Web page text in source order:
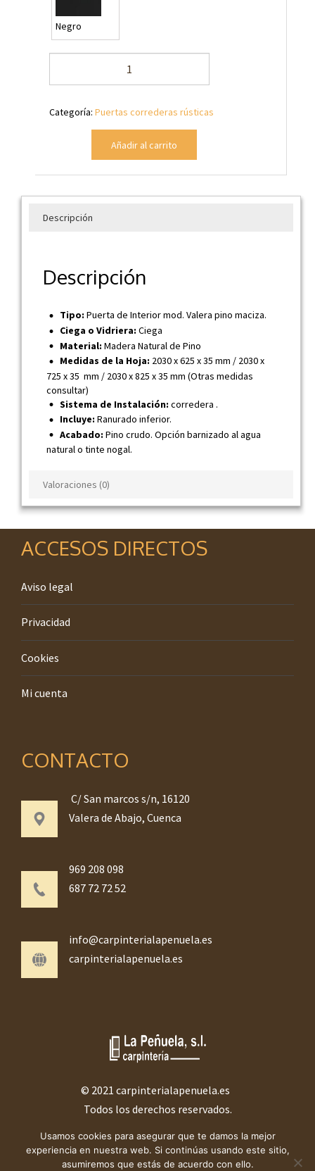
Negro
Valera
cantidad
Categoría: Puertas correderas rústicas
Añadir al carrito
Descripción
Descripción
Tipo: Puerta de Interior mod. Valera pino maciza.
Ciega o Vidriera: Ciega
Material: Madera Natural de Pino
Medidas de la Hoja: 2030 x 625 x 35 mm / 2030 x
725 x 35 mm / 2030 x 825 x 35 mm (Otras medidas
consultar)
Sistema de Instalación: corredera .
Incluye: Ranurado inferior.
Acabado: Pino crudo. Opción barnizado al agua
natural o tinte nogal.
Valoraciones (0)
ACCESOS DIRECTOS
Aviso legal
Privacidad
Cookies
Mi cuenta
CONTACTO
C/ San marcos s/n, 16120
Valera de Abajo, Cuenca
969 208 098
687 72 72 52
info@carpinterialapenuela.es
carpinterialapenuela.es
© 2021 carpinterialapenuela.es
Todos los derechos reservados.
Usamos cookies para asegurar que te damos la mejor
experiencia en nuestra web. Si continúas usando este sitio,
asumiremos que estás de acuerdo con ello.